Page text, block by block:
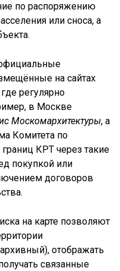
по распоряжению
или сноса, а
на сайтах
регулярно
в Москве
Москомархитектуры, а
Комитета по
КРТ через такие
покупкой или
договоров
на карте позволяют
отображать
связанные